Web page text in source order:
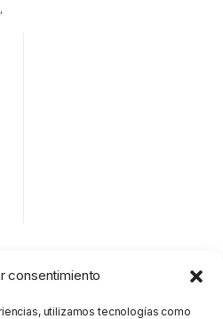
consentimiento
utilizamos tecnologías como
,
los 15 resultados